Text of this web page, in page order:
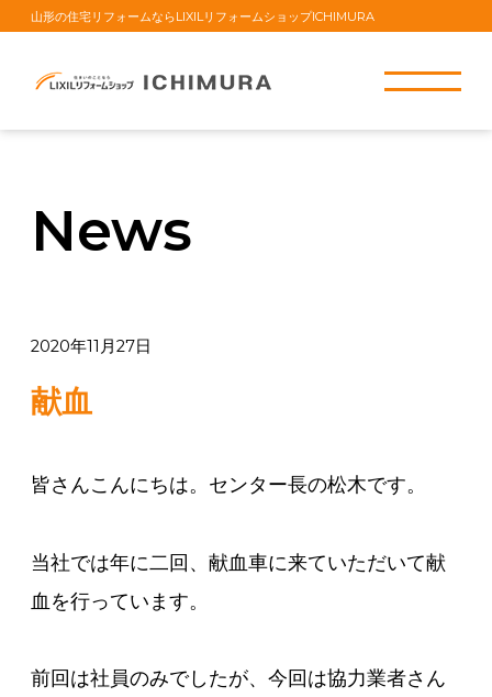
山形の住宅リフォームならLIXILリフォームショップICHIMURA
News
2020年11月27日
献血
皆さんこんにちは。センター長の松木です。
当社では年に二回、献血車に来ていただいて献
血を行っています。
前回は社員のみでしたが、今回は協力業者さん